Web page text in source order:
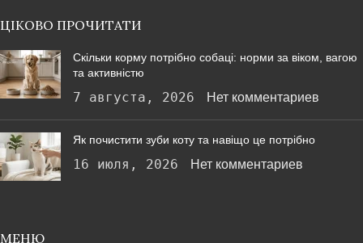
ЦІКОВО ПРОЧИТАТИ
Скільки корму потрібно собаці: норми за віком, вагою
та активністю
7 августа, 2026 Нет комментариев
Як почистити зуби коту та навіщо це потрібно
16 июля, 2026 Нет комментариев
МЕНЮ